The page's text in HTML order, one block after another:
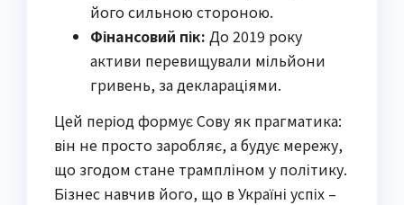
його сильною стороною.
Фінансовий пік: До 2019 року
активи перевищували мільйони
гривень, за деклараціями.
Цей період формує Сову як прагматика:
він не просто заробляє, а будує мережу,
що згодом стане трампліном у політику.
Бізнес навчив його, що в Україні успіх –